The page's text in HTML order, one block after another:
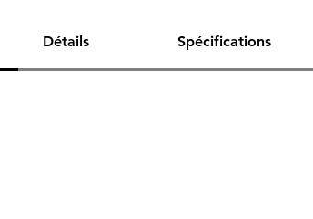
Détails Spécifications